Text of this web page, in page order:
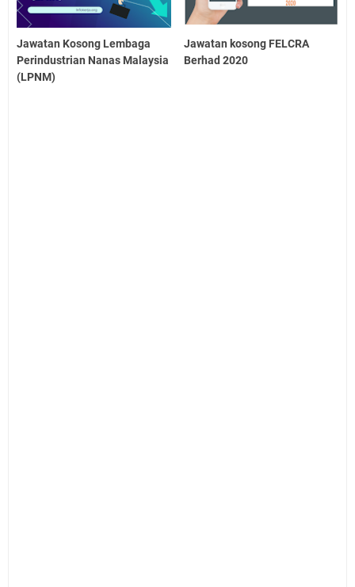
Jawatan Kosong Lembaga
Perindustrian Nanas Malaysia
(LPNM)
Jawatan kosong FELCRA
Berhad 2020